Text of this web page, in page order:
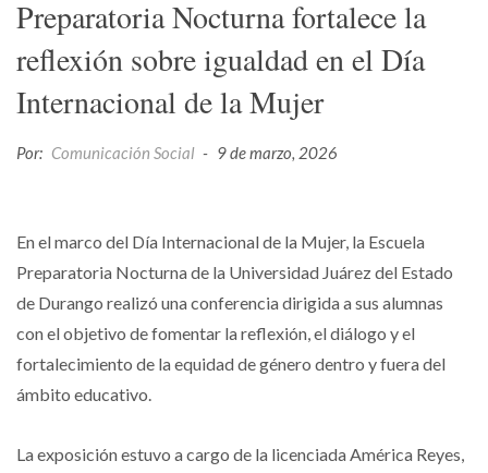
Preparatoria Nocturna fortalece la
reflexión sobre igualdad en el Día
Internacional de la Mujer
Por: Comunicación Social - 9 de marzo, 2026
En el marco del Día Internacional de la Mujer, la Escuela
Preparatoria Nocturna de la Universidad Juárez del Estado
de Durango realizó una conferencia dirigida a sus alumnas
con el objetivo de fomentar la reflexión, el diálogo y el
fortalecimiento de la equidad de género dentro y fuera del
ámbito educativo.
La exposición estuvo a cargo de la licenciada América Reyes,